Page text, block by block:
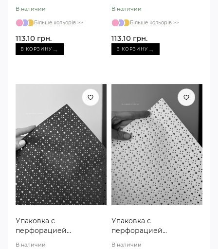
В наличии
Більше кольорів >>
113.10 грн.
В КОРЗИНУ →
В наличии
Більше кольорів >>
113.10 грн.
В КОРЗИНУ →
Упаковка с
перфорацией
В наличии
Упаковка с
перфорацией
В наличии